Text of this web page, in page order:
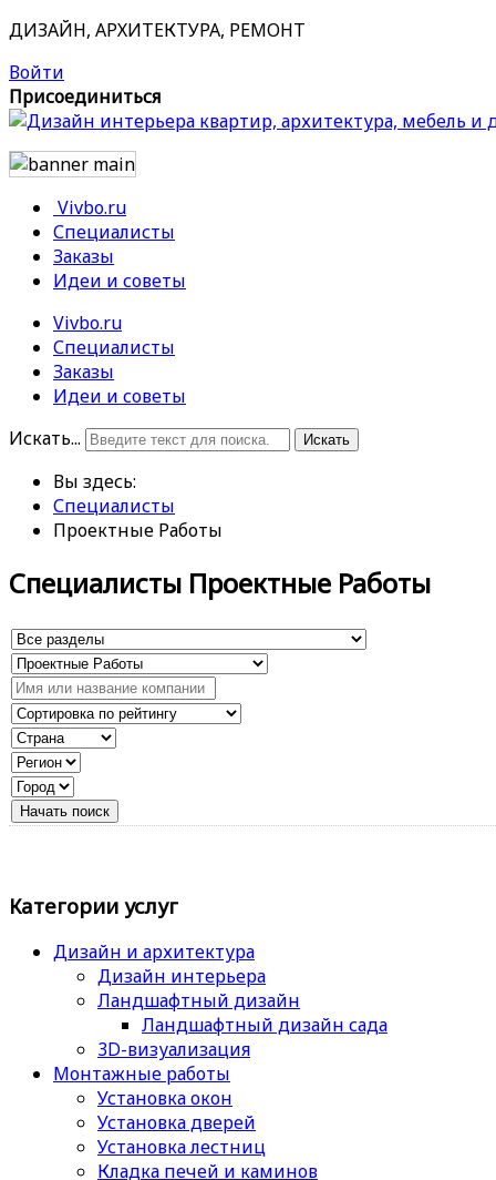
ДИЗАЙН, АРХИТЕКТУРА, РЕМОНТ
Войти
Присоединиться
Vivbo.ru
Специалисты
Заказы
Идеи и советы
Vivbo.ru
Специалисты
Заказы
Идеи и советы
Искать...
Искать
Вы здесь:
Специалисты
Проектные Работы
Специалисты Проектные Работы
Категории услуг
Дизайн и архитектура
Дизайн интерьера
Ландшафтный дизайн
Ландшафтный дизайн сада
3D-визуализация
Монтажные работы
Установка окон
Установка дверей
Установка лестниц
Кладка печей и каминов